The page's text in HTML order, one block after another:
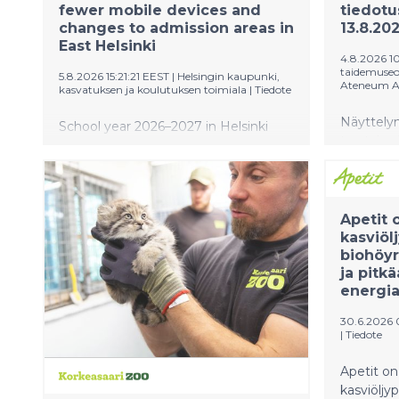
fewer mobile devices and
changes to admission areas in
East Helsinki
5.8.2026 15:21:21 EEST | Helsingin kaupunki,
kasvatuksen ja koulutuksen toimiala | Tiedote
School year 2026–2027 in Helsinki
4.8.2026
Ateneum
aloittaa
klassikot
näyttely
Apetit
ja
30.6.2026
| Tiedote
Apetit